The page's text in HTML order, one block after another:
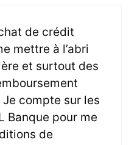
de crédit
mettre à l’abri
et surtout des
compte sur les
Banque pour me
de